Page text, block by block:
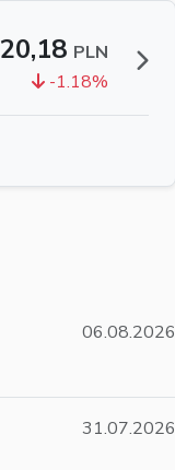
20,18 PLN
-1.18%
06.08.2026
31.07.2026